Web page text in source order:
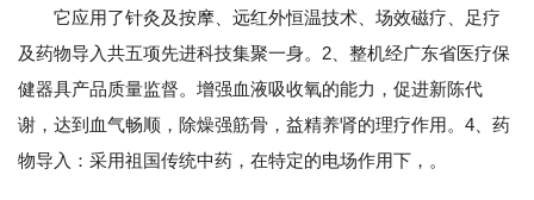
它应用了针灸及按摩、远红外恒温技术、场效磁疗、足疗
及药物导入共五项先进科技集聚一身。2、整机经广东省医疗保
健器具产品质量监督。增强血液吸收氧的能力，促进新陈代
谢，达到血气畅顺，除燥强筋骨，益精养肾的理疗作用。4、药
物导入：采用祖国传统中药，在特定的电场作用下，。